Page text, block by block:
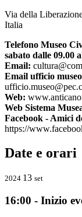
Via della
Italia
Telefono Museo
sabato dalle 09.00
Email:
Email ufficio
Web:
Web Sistema
Facebook - Amici
https://
Date e orari
2024 13 set
16:00 - Inizio